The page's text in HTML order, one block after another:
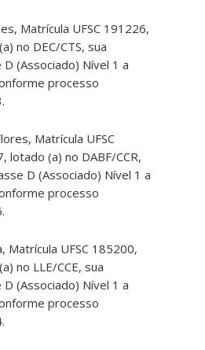
Matrícula UFSC 191226,
no DEC/CTS, sua
(Associado) Nível 1 a
processo
Matrícula UFSC
lotado (a) no DABF/CCR,
D (Associado) Nível 1 a
processo
Matrícula UFSC 185200,
no LLE/CCE, sua
(Associado) Nível 1 a
processo